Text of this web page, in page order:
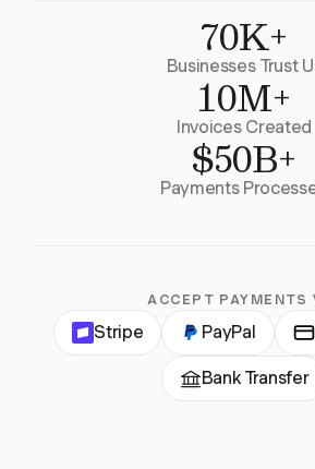
70K+
Businesses Trust
10M+
Invoices Created
$50B+
Payments
ACCEPT PAYMENTS
Stripe PayPal
Bank Transfer